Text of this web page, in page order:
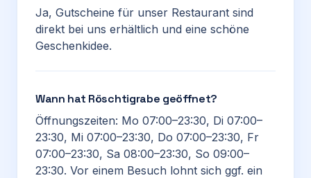
Ja, Gutscheine für unser Restaurant sind
direkt bei uns erhältlich und eine schöne
Geschenkidee.
Wann hat Röschtigrabe geöffnet?
Öffnungszeiten: Mo 07:00–23:30, Di 07:00–
23:30, Mi 07:00–23:30, Do 07:00–23:30, Fr
07:00–23:30, Sa 08:00–23:30, So 09:00–
23:30. Vor einem Besuch lohnt sich ggf. ein